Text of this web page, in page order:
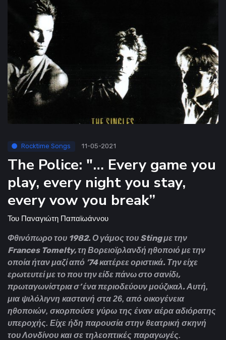
Rocktime Songs 11-05-2021
The Police: "… Every game you
play, every night you stay,
every vow you break”
Του Παναγιώτη Παπαϊωάννου
Φθινόπωρο του 1982. Ο γάμος του Sting με την
Frances Tomelty, τη Βορειοϊρλανδή ηθοποιό με την
οποία ήταν μαζί από ’74 κατέρεε οριστικά. Την είχε
ερωτευτεί με το που την είδε πάνω στο σανίδι,
πρωταγωνίστρια σ’ ένα περιοδεύουν μούζικαλ.Αυτή,
μια ψιλόλιγνη καστανή στα 26, από οικογένεια
ηθοποιών, σκορπούσε γύρω της έναν αέρα αδιόρατης
υπεροχής. Είχε ήδη παρουσία στην θεατρική σκηνή
του Λονδίνου και σε τηλεοπτικές παραγωγές.